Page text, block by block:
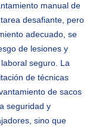
manual de
desafiante, pero
adecuado, se
de lesiones y
seguro. La
de técnicas
de sacos
seguridad y
sino que